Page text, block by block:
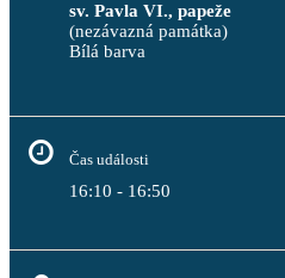
sv. Pavla VI., papeže
(nezávazná památka)
Bílá
Čas události
16:10 - 16:50